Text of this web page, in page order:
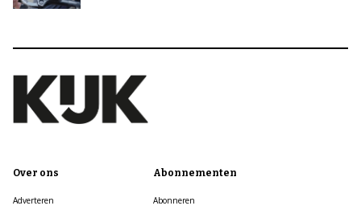
Over ons
Adverteren
Abonnementen
Abonneren